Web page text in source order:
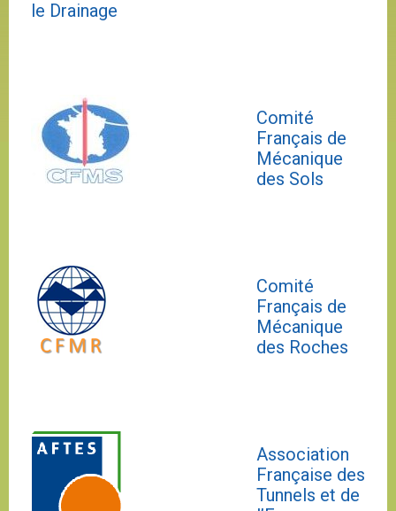
le Drainage
Comité
Français de
Mécanique
des Sols
Comité
Français de
Mécanique
des Roches
Association
Française des
Tunnels et de